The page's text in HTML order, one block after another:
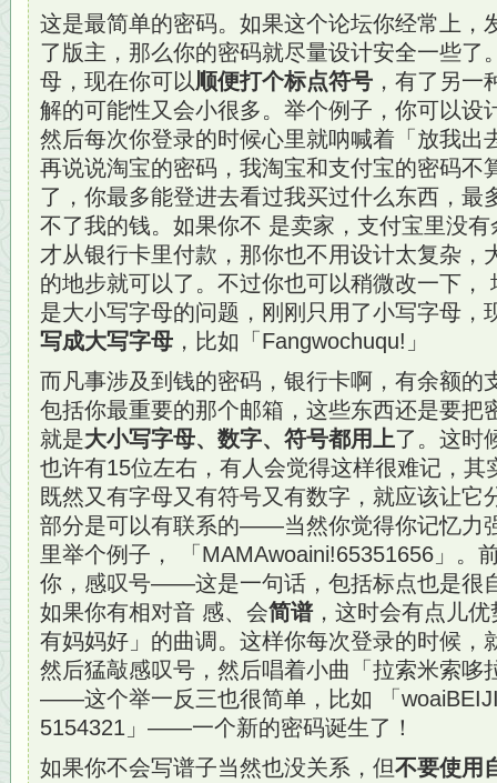
这是最简单的密码。如果这个论坛你经常上，
了版主，那么你的密码就尽量设计安全一些了
母，现在你可以顺便打个标点符号 ，有了另
解的可能性又会小很多。举个例子，你可以设
然后每次你登录的时候心里就呐喊着「放我出
再说说淘宝的密码，我淘宝和支付宝的密码不
了，你最多能登进去看过我买过什么东西，最
不了我的钱。如果你不 是卖家，支付宝里没
才从银行卡里付款，那你也不用设计太复杂，
的地步就可以了。不过你也可以稍微改一下，
是大小写字母的问题，刚刚只用了小写字母，
写成大写字母 ，比如「Fangwochuqu!」
而凡事涉及到钱的密码，银行卡啊，有余额的
包括你最重要的那个邮箱，这些东西还是要把
就是大小写字母、数字、符号都用上了。这时
也许有15位左右，有人会觉得这样很难记，其
既然又有字母又有符号又有数字，就应该让它
部分是可以有联系的——当然你觉得你记忆力
里举个例子， 「MAMAwoaini!65351656」。
你，感叹号——这是一句话，包括标点也是很
如果你有相对音 感、会简谱，这时会有点儿
有妈妈好」的曲调。这样你每次登录的时候，
然后猛敲感叹号，然后唱着小曲「拉索米索哆
——这个举一反三也很简单，比如 「
5154321」——一个新的密码诞生了！
如果你不会写谱子当然也没关系，但不要使用